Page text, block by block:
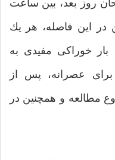
روز بعد، بین ساعت
در این فاصله، هر یك
خوراكی مفیدی به
برای عصرانه، پس از
مطالعه و همچنین در